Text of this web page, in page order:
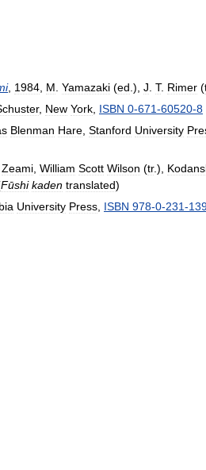
, 1984 M Yamazaki (ed .), J T. Rimer (
, New York ISBN 0-671-60520-8
Blenman Hare Stanford University
Zeami William Scott Wilson (tr.),
Fūshi kaden translated)
University Press ISBN 978-0-231-